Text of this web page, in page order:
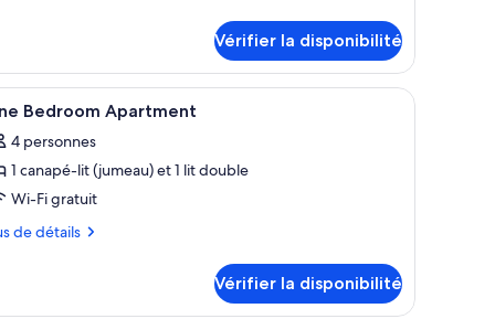
Vérifier la disponibilité
:
8 Bedroom Apartment
4 personnes
1 canapé-lit (jumeau) et 1 lit double
Wi-Fi gratuit
de détails
Vérifier la disponibilité